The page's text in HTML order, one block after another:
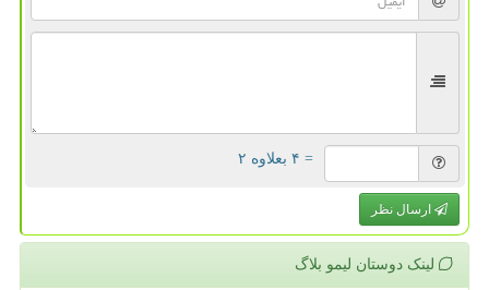
= ۴ بعلاوه ۲
ارسال نظر
لینک دوستان لیمو بلاگ